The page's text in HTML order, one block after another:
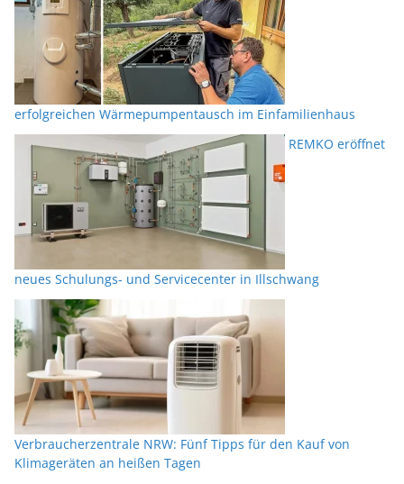
erfolgreichen Wärmepumpentausch im Einfamilienhaus
REMKO eröffnet
neues Schulungs- und Servicecenter in Illschwang
Verbraucherzentrale NRW: Fünf Tipps für den Kauf von
Klimageräten an heißen Tagen